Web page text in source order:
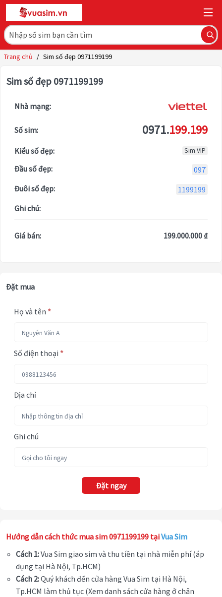
Trang chủ / Sim số đẹp 0971199199
Sim số đẹp 0971199199
Nhà mạng:
Số sim: 0971.199.199
Kiểu số đẹp: Sim VIP
Đầu số đẹp:
097
Đuôi số đẹp:
1199199
Ghi chú:
Giá bán: 199.000.000 ₫
Đặt mua
Họ và tên *
Số điện thoại *
Địa chỉ
Ghi chú
Đặt ngay
Hướng dẫn cách thức mua sim 0971199199 tạiVua Sim
Cách 1:Vua Sim giao sim và thu tiền tại nhà miễn phí (áp
dụng tại Hà Nội, Tp.HCM)
Cách 2:Quý khách đến cửa hàng Vua Sim tại Hà Nội,
Tp.HCM làm thủ tục (Xem danh sách cửa hàng ở chân